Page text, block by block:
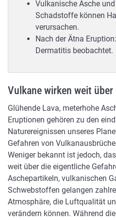
Vulkanische Asche
Schadstoffe können
verursachen.
Nach der Ätna
Dermatitis beobachtet.
Vulkane wirken weit
Glühende Lava, meterhohe
Eruptionen gehören zu den
Naturereignissen unseres
Gefahren von
Weniger bekannt ist jedoch,
weit über die eigentliche
Aschepartikeln, vulkanischen
Schwebstoffen gelangen
Atmosphäre, die Luftqualität
verändern können. Während